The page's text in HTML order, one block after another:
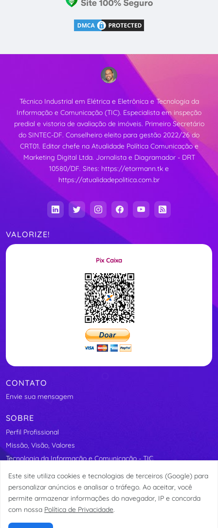
Técnico Industrial em Elétrica e Eletrônica e Tecnologia da
Informação e Comunicação (TIC). Especialista em inspeção
predial e vistoria de avaliação de imóveis. Primeiro Secretário
do SINTEC-DF. Conselheiro eleito para gestão 2022/26 do
CRT01. Editor chefe na Atualidade Política Comunicação e
Marketing Digital Ltda. Jornalista e Diagramador - DRT
10580/DF. Sites: https://etormann.tk e
https://atualidadepolitica.com.br
VALORIZE!
Pix Caixa
CONTATO
Envie sua mensagem
SOBRE
Perfil Profissional
Missão, Visão, Valores
Tecnologia da Informação e Comunicação - TIC
Segurança Elétrica
Assosindicos - Associação de Síndicos do Distrito Federal
Este site utiliza cookies e tecnologias de terceiros (Google) para
personalizar anúncios e analisar o tráfego. Ao aceitar, você
permite armazenar informações do navegador, IP e concorda
com nossa Política de Privacidade.